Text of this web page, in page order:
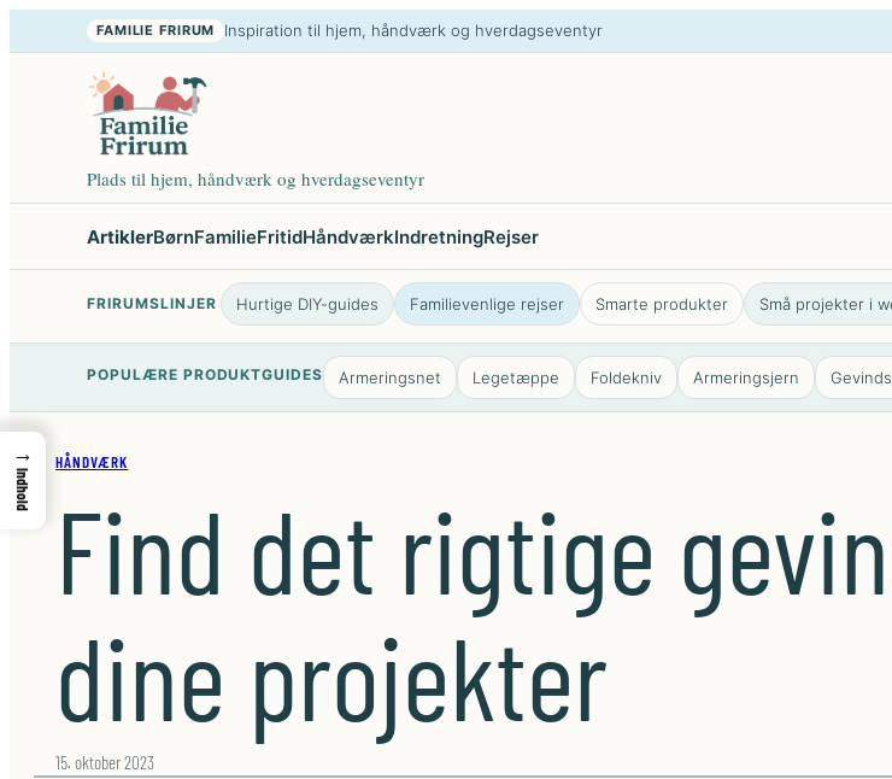
til
FAMILIE FRIRUM Inspiration til hjem, håndværk og hverdags­eventyr
Plads til hjem, håndværk og hverdags­eventyr
ArtiklerBørnFamilieFritidHåndværkIndretningRejser
FRIRUMSLINJER Hurtige DIY-guides Familievenlige rejser Smarte produkter Små projekter i
POPULÆRE PRODUKTGUIDES Armeringsnet Legetæppe Foldekniv Armeringsjern
HÅNDVÆRK
Find det rigtige
dine projekter
15. oktober 2023
→
Indhold